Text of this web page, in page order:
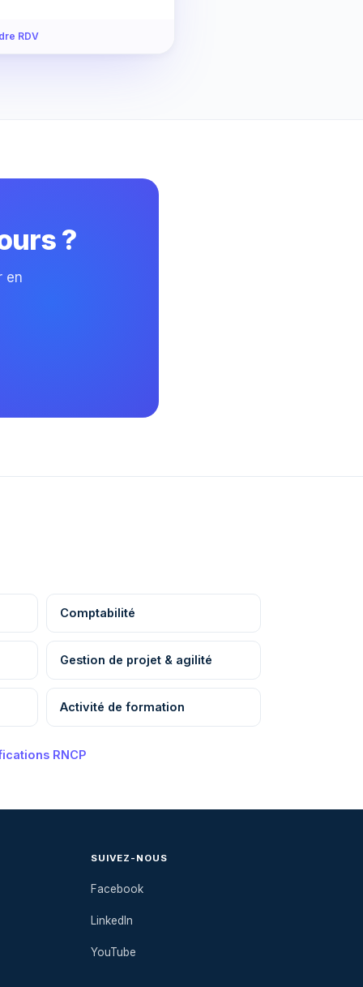
RDV
?
en
Comptabilité
Gestion de projet & agilité
Activité de formation
RNCP
SUIVEZ-NOUS
Facebook
LinkedIn
YouTube